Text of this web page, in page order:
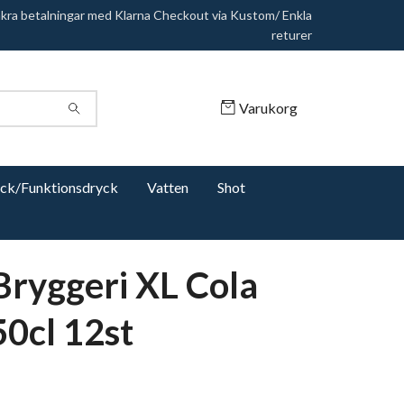
betalningar med Klarna Checkout via Kustom/ Enkla
returer
Varukorg
Funktionsdryck Vatten
Shot
XL Cola
12st